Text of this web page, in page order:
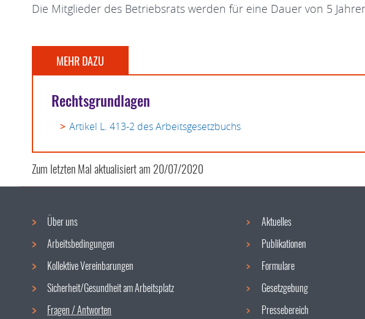
Die Mitglieder des Betriebsrats werden für eine Dauer von 5
MEHR DAZU
Rechtsgrundlagen
Artikel L. 413-2 des Arbeitsgesetzbuchs
Zum letzten Mal aktualisiert am 20/07/2020
Navigationsmenü
Über uns
Arbeitsbedingungen
Kollektive Vereinbarungen
Sicherheit/Gesundheit am Arbeitsplatz
Fragen / Antworten
Aktuelles
Publikationen
Formulare
Gesetzgebung
Pressebereich